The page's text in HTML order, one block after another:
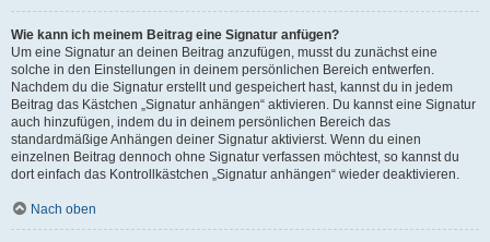
Wie kann ich meinem Beitrag eine Signatur anfügen?
Um eine Signatur an deinen Beitrag anzufügen, musst du zunächst eine
solche in den Einstellungen in deinem persönlichen Bereich entwerfen.
Nachdem du die Signatur erstellt und gespeichert hast, kannst du in jedem
Beitrag das Kästchen „Signatur anhängen“ aktivieren. Du kannst eine Signatur
auch hinzufügen, indem du in deinem persönlichen Bereich das
standardmäßige Anhängen deiner Signatur aktivierst. Wenn du einen
einzelnen Beitrag dennoch ohne Signatur verfassen möchtest, so kannst du
dort einfach das Kontrollkästchen „Signatur anhängen“ wieder deaktivieren.
Nach oben